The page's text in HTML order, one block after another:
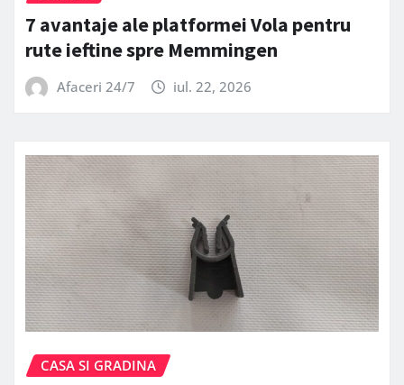
7 avantaje ale platformei Vola pentru
rute ieftine spre Memmingen
Afaceri 24/7 iul. 22, 2026
CASA SI GRADINA